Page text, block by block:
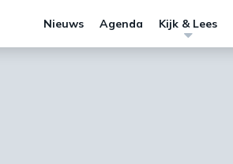
Nieuws Agenda Kijk & Lees